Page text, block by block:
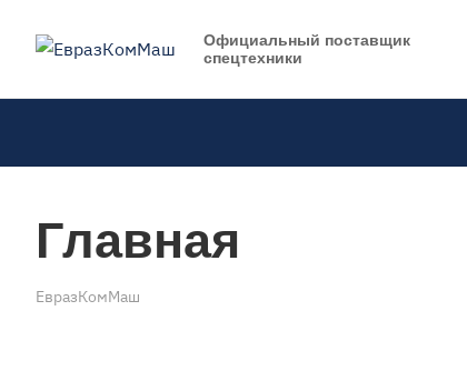
Официальный поставщик
спецтехники
Главная
ЕвразКомМаш